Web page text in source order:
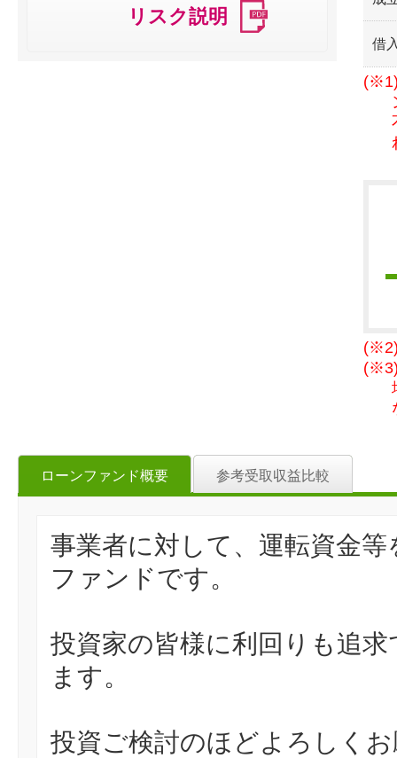
リスク説明
借
(※1)
(※2)
(※3)
ローンファンド概要 参考受取収益比較
事業者に対して、運転資金
ファンドです。
投資家の皆様に利回りも追
ます。
投資ご検討のほどよろしく